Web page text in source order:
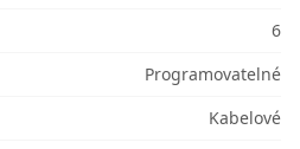
6
Programovatelné
Kabelové